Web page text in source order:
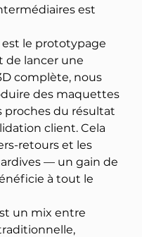
est
le prototypage
de lancer une
complète, nous
des maquettes
proches du résultat
client. Cela
retours et les
— un gain de
à tout le
un mix entre